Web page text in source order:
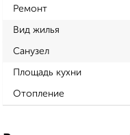
Ремонт
Вид жилья
Санузел
Площадь кухни
Отопление